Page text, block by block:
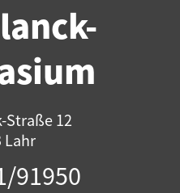
Straße 12
Lahr
91950